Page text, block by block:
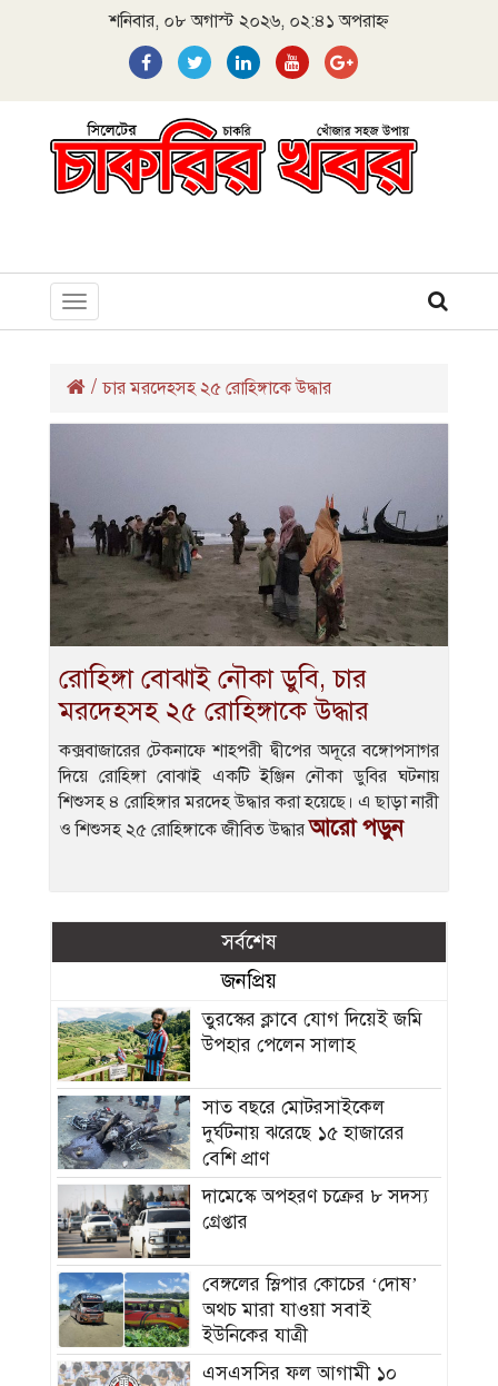
শনিবার, ০৮ অগাস্ট ২০২৬, ০২:৪১ অপরাহ্ন
Toggle
navigation
/ চার মরদেহসহ ২৫ রোহিঙ্গাকে উদ্ধার
রোহিঙ্গা বোঝাই নৌকা ডুবি, চার
মরদেহসহ ২৫ রোহিঙ্গাকে উদ্ধার
কক্সবাজারের টেকনাফে শাহপরী দ্বীপের অদূরে বঙ্গোপসাগর
দিয়ে রোহিঙ্গা বোঝাই একটি ইঞ্জিন নৌকা ডুবির ঘটনায়
শিশুসহ ৪ রোহিঙ্গার মরদেহ উদ্ধার করা হয়েছে। এ ছাড়া নারী
ও শিশুসহ ২৫ রোহিঙ্গাকে জীবিত উদ্ধারআরো পড়ুন
সর্বশেষ
জনপ্রিয়
তুরস্কের ক্লাবে যোগ দিয়েই জমি
উপহার পেলেন সালাহ
সাত বছরে মোটরসাইকেল
দুর্ঘটনায় ঝরেছে ১৫ হাজারের
বেশি প্রাণ
দামেস্কে অপহরণ চক্রের ৮ সদস্য
গ্রেপ্তার
বেঙ্গলের স্লিপার কোচের ‘দোষ’
অথচ মারা যাওয়া সবাই
ইউনিকের যাত্রী
এসএসসির ফল আগামী ১০